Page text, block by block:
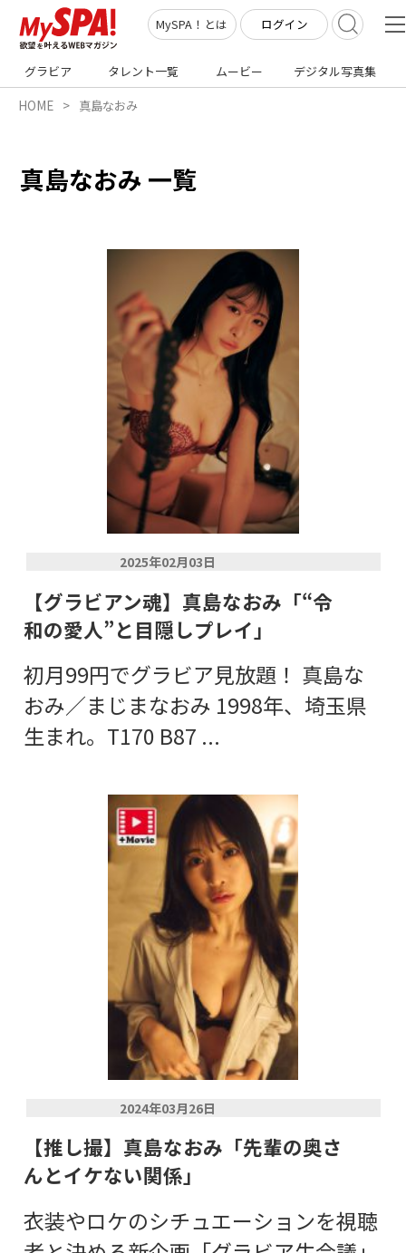
MySPA！とは ログイン
グラビア タレント一覧 ムービー デジタル写真集
HOME 真島なおみ
真島なおみ 一覧
2025年02月03日
【グラビアン魂】真島なおみ「“令
和の愛人”と目隠しプレイ」
初月99円でグラビア見放題！ 真島な
おみ／まじまなおみ 1998年、埼玉県
生まれ。T170 B87 ...
2024年03月26日
【推し撮】真島なおみ「先輩の奥さ
んとイケない関係」
衣装やロケのシチュエーションを視聴